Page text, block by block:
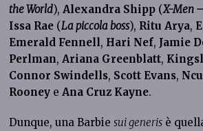
the World),Alexandra Shipp (X-Men
Issa Rae (La piccola boss), Ritu Arya,
Emerald Fennell, Hari Nef, Jamie
Perlman,Ariana Greenblatt,
Connor Swindells, Scott Evans,
Rooney eAna Cruz Kayne.
Dunque, una Barbiesui generis è